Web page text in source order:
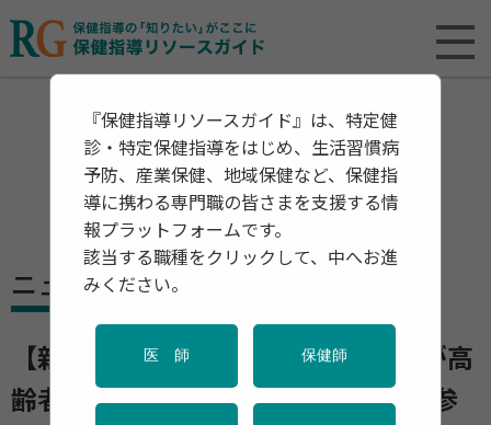
ニュース
【新型コロナ】「3つの社会参加」が高
齢者のワクチン接種を高める 社会参
『保健指導リソースガイド』は、特定健
診・特定保健指導をはじめ、生活習慣病
予防、産業保健、地域保健など、保健指
導に携わる専門職の皆さまを支援する情
報プラットフォームです。
該当する職種をクリックして、中へお進
みください。
医 師 保健師